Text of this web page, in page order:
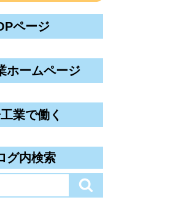
ページ
ホームページ
業で働く
グ内検索
索